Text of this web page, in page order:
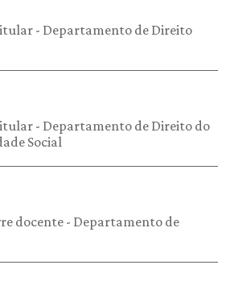
- Departamento de Direito
- Departamento de Direito do
Social
docente - Departamento de